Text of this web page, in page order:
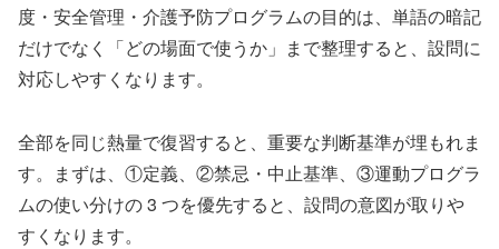
度・安全管理・介護予防プログラムの目的は、単語の暗記
だけでなく「どの場面で使うか」まで整理すると、設問に
対応しやすくなります。
全部を同じ熱量で復習すると、重要な判断基準が埋もれま
す。まずは、①定義、②禁忌・中止基準、③運動プログラ
ムの使い分けの 3 つを優先すると、設問の意図が取りや
すくなります。